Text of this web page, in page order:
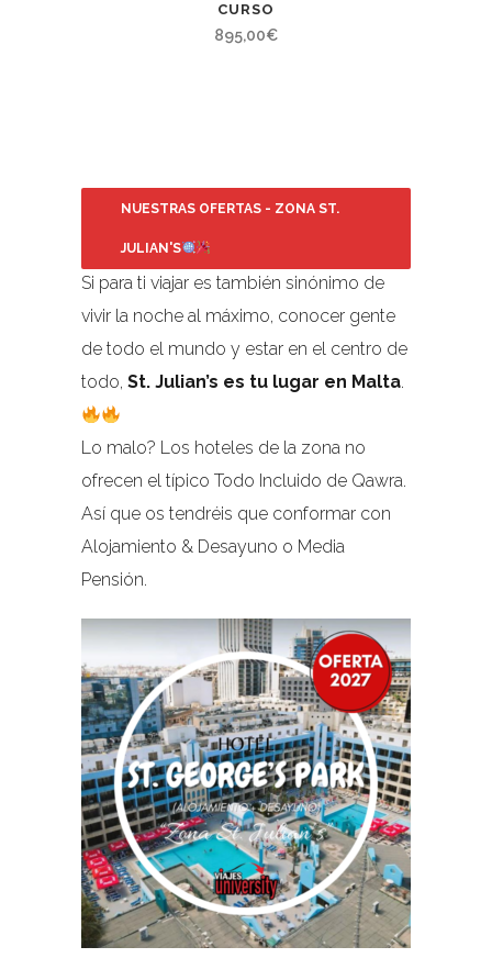
CURSO
895,00€
NUESTRAS OFERTAS - ZONA ST.
JULIAN'S
Si para ti viajar es también sinónimo de
vivir la noche al máximo, conocer gente
de todo el mundo y estar en el centro de
todo, St. Julian’s es tu lugar en Malta.
Lo malo? Los hoteles de la zona no
ofrecen el típico Todo Incluido de Qawra.
Así que os tendréis que conformar con
Alojamiento & Desayuno o Media
Pensión.